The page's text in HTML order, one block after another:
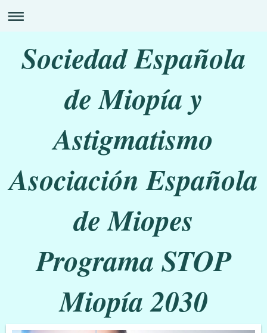
Sociedad Española
de Miopía y
Astigmatismo
Asociación Española
de Miopes
Programa STOP
Miopía 2030